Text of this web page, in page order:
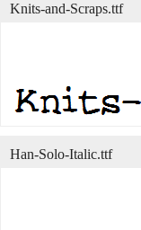
Knits-and-Scraps.ttf
Han-Solo-Italic.ttf